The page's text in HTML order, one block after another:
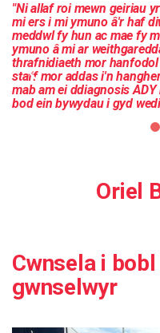
"Niallaf roi mewn geiriau yr
miersi miymuno â'r haf
meddwlfy hun ac mae fy
ymuno âmiar
thrafnidiaeth mor hanfodol
staff mor addasi'n
mabamei ddiagnosis ADY
bodein bywydaui gyd wedi
Oriel
Cwnsela i
gwnselwyr